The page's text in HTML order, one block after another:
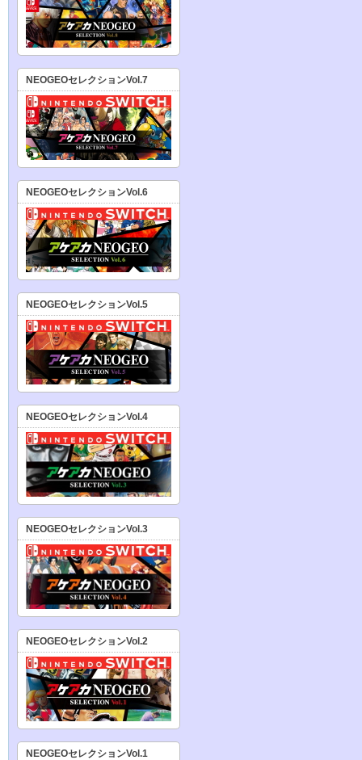
NEOGEOセレクションVol.7
NEOGEOセレクションVol.6
NEOGEOセレクションVol.5
NEOGEOセレクションVol.4
NEOGEOセレクションVol.3
NEOGEOセレクションVol.2
NEOGEOセレクションVol.1